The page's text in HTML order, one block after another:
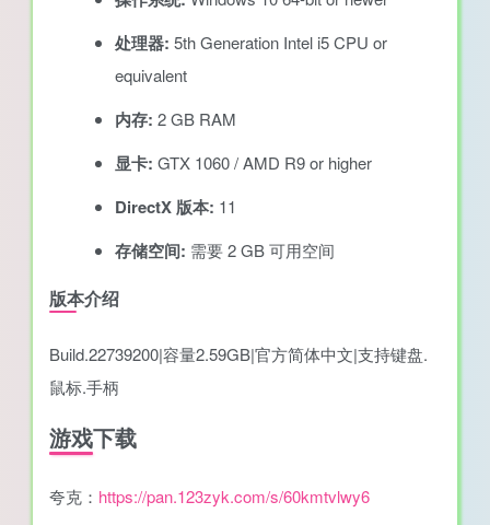
处理器: 5th Generation Intel i5 CPU or
equivalent
内存: 2 GB RAM
显卡: GTX 1060 / AMD R9 or higher
DirectX 版本: 11
存储空间: 需要 2 GB 可用空间
版本介绍
Build.22739200|容量2.59GB|官方简体中文|支持键盘.
鼠标.手柄
游戏下载
夸克： https://pan.123zyk.com/s/60kmtvlwy6